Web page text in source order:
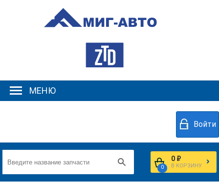
МЕНЮ
Войти
0
0 ₽
В КОРЗИНУ